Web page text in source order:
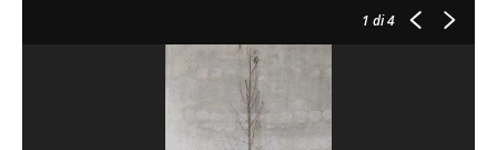
1 di 4